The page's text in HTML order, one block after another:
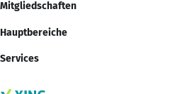
Mitgliedschaften
Hauptbereiche
Services